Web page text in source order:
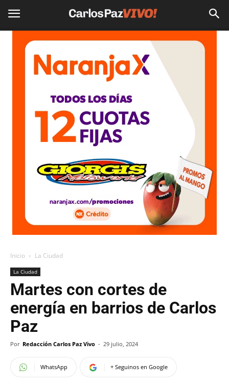
Inicio La Ciudad
La Ciudad
Martes con cortes de
energía en barrios de Carlos
Paz
Por Redacción Carlos Paz Vivo - 29 julio, 2024
WhatsApp + Seguinos en Google